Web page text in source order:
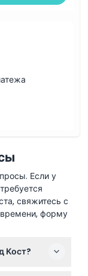
Если у
свяжитесь с
форму
Кост?
10:00 до